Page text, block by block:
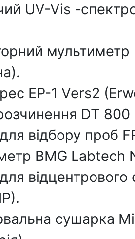
UV-Vis -
EP-1 Vers2
DT
відбору проб
BMG Labtech
сушарка